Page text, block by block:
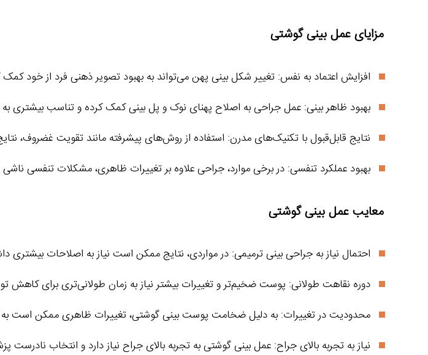
مزایای عمل بینی گوشتی
افزایش اعتماد به نفس: تغییر شکل بینی پهن می‌تواند به بهبود تصویر ذهنی فرد از خود کمک
بهبود ظاهر بینی: عمل جراحی به اصلاح پهنای نوک و پل بینی کمک کرده و تناسب بیشتری
نتایج قابل‌قبول با تکنیک‌های مدرن: استفاده از روش‌های پیشرفته مانند تقویت غضروف،
بهبود عملکرد تنفسی: در برخی موارد، جراحی علاوه بر تغییرات ظاهری، مشکلات تنفسی ناشی
معایب عمل بینی گوشتی
احتمال نیاز به جراحی بینی ترمیمی: در مواردی، نتایج ممکن است نیاز به اصلاحات بیشتری
دوره نقاهت طولانی: پوست ضخیم‌تر و تغییرات بیشتر نیاز به زمان طولانی‌تری برای کاهش
محدودیت در تغییرات: به دلیل ضخامت پوست بینی گوشتی، تغییرات ظاهری ممکن است به
نیاز به تجربه بالای جراح: عمل بینی گوشتی به تجربه بالای جراح نیاز دارد و انتخاب